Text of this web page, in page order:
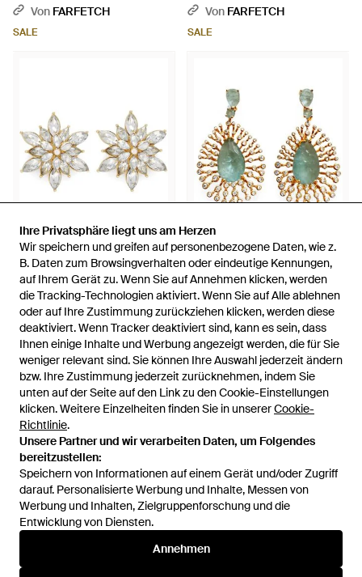
Ihre Privatsphäre liegt uns am Herzen
Wir speichern und greifen auf personenbezogene Daten, wie z.
B. Daten zum Browsingverhalten oder eindeutige Kennungen,
auf Ihrem Gerät zu. Wenn Sie auf Annehmen klicken, werden
die Tracking-Technologien aktiviert. Wenn Sie auf Alle ablehnen
oder auf Ihre Zustimmung zurückziehen klicken, werden diese
deaktiviert. Wenn Tracker deaktiviert sind, kann es sein, dass
Ihnen einige Inhalte und Werbung angezeigt werden, die für Sie
weniger relevant sind. Sie können Ihre Auswahl jederzeit ändern
bzw. Ihre Zustimmung jederzeit zurücknehmen, indem Sie
unten auf der Seite auf den Link zu den Cookie-Einstellungen
klicken. Weitere Einzelheiten finden Sie in unsererCookie-
Richtlinie.
Unsere Partner und wir verarbeiten Daten, um Folgendes
bereitzustellen:
Speichern von Informationen auf einem Gerät und/oder Zugriff
darauf. Personalisierte Werbung und Inhalte, Messen von
Werbung und Inhalten, Zielgruppenforschung und die
Entwicklung von Diensten.
Annehmen
Ihre Privatsphäre liegt uns am Herzen
Wir speichern und greifen auf personenbezogene Daten, wie z.
B. Daten zum Browsingverhalten oder eindeutige Kennungen,
auf Ihrem Gerät zu. Wenn Sie auf Annehmen klicken, werden
die Tracking-Technologien aktiviert. Wenn Sie auf Alle ablehnen
oder auf Ihre Zustimmung zurückziehen klicken, werden diese
deaktiviert. Wenn Tracker deaktiviert sind, kann es sein, dass
Ihnen einige Inhalte und Werbung angezeigt werden, die für Sie
weniger relevant sind. Sie können Ihre Auswahl jederzeit ändern
bzw. Ihre Zustimmung jederzeit zurücknehmen, indem Sie
unten auf der Seite auf den Link zu den Cookie-Einstellungen
klicken. Weitere Einzelheiten finden Sie in unsererCookie-
Richtlinie.
Unsere Partner und wir verarbeiten Daten, um Folgendes
bereitzustellen:
Speichern von Informationen auf einem Gerät und/oder Zugriff
darauf. Personalisierte Werbung und Inhalte, Messen von
Werbung und Inhalten, Zielgruppenforschung und die
Entwicklung von Diensten.
Annehmen
Von FARFETCH
SALE
Kristallverzierung - Natur
Von FARFETCH
SALE
169 €45 €
Hzmer Jewelry
Ohrringe Mit Kristallen -
Mettallic
VonFARFETCH
SALE
92 €
Hzmer Jewelry
Mirage Hängeohrringe -
Mettallic
Von FARFETCH
AUSVERKAUFT
International